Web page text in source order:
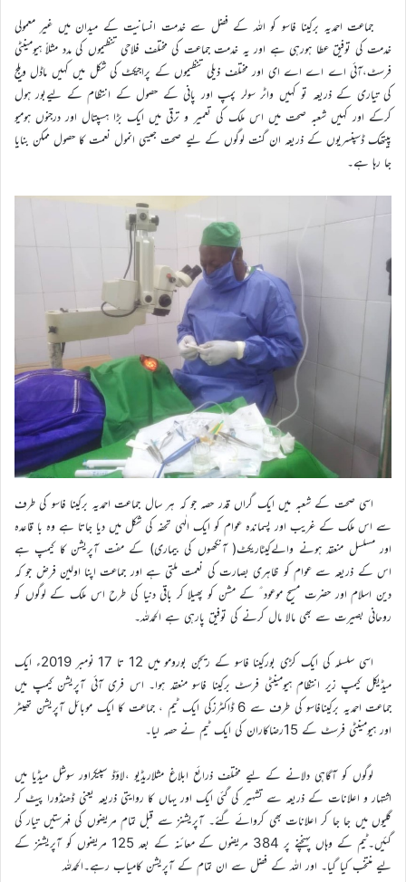
جماعت احمدیہ برکینا فاسو کو اللہ کے فضل سے خدمت انسانیت کے میدان میں غیر معمولی
خدمت کی توفیق عطا ہورہی ہے اور یہ خدمت جماعت کی مختلف فلاحی تنظیموں کی مدد مثلاً ہیومینٹی
فرسٹ،آئی اے اے اے ای اور مختلف ذیلی تنظیموں کے پراجیکٹ کی شکل میں کہیں ماڈل ویلج
کی تیاری کے ذریعہ تو کہیں واٹر سولر پمپ اور پانی کے حصول کے انتظام کے لیےبور ہول
کرکے اور کہیں شعبہ صحت میں اس ملک کی تعمیر و ترقی میں ایک بڑا ہسپتال اور درجنوں ہومیو
پیتھک ڈسپنسریوں کے ذریعہ ان گنت لوگوں کے لیے صحت جیسی انمول نعمت کا حصول ممکن بنایا
جا رہا ہے۔
اسی صحت کے شعبہ میں ایک گراں قدر حصہ جو کہ ہر سال جماعت احمدیہ برکینا فاسو کی طرف
سے اس ملک کے غریب اور پسماندہ عوام کو ایک الٰہی تحفہ کی شکل میں دیا جاتا ہے وہ با قاعدہ
اور مسلسل منعقد ہونے والےکیٹاریکٹ( آنکھوں کی بیماری) کے مفت آپریشن کا کیمپ ہے
اس کے ذریعہ سے عوام کو ظاہری بصارت کی نعمت ملتی ہے اور جماعت اپنا اولین فرض جو کہ
دین اسلام اور حضرت مسیح موعود ؑ کے مشن کو پھیلا کر باقی دنیا کی طرح اس ملک کے لوگوں کو
روحانی بصیرت سے بھی مالا مال کرنے کی توفیق پارہی ہے الحمدللہ۔
اسی سلسلہ کی ایک کڑی بورکینا فاسو کے ریجن بورومو میں 12 تا 17 نومبر 2019ء ایک
میڈیکل کیمپ زیر انتظام ہیومینٹی فرسٹ برکینا فاسو منعقد ہوا۔ اس فری آئی آپریشن کیمپ میں
جماعت احمدیہ برکینافاسو کی طرف سے 6 ڈاکٹرزکی ایک ٹیم ، جماعت کا ایک موبائل آپریشن تھیٹر
اور ہیومینٹی فرسٹ کے 15رضاکاران کی ایک ٹیم نے حصہ لیا۔
لوگوں کو آگاہی دلانے کے لیے مختلف ذرائع ابلاغ مثلاریڈیو ،لاؤڈ سپیکراور سوشل میڈیا میں
اشتہار و اعلانات کے ذریعہ سے تشہیر کی گئی ایک اور یہاں کا روایتی ذریعہ یعنی ڈھنڈورا پیٹ کر
گلیوں میں جا جا کر اعلانات بھی کروائے گئے۔ آپریشنز سے قبل تمام مریضوں کی فہرستیں تیار کی
گئیں۔ٹیم کے وہاں پہنچنے پر 384 مریضوں کے معائنہ کے بعد 125 مریضوں کو آپریشنز کے
لیے منتخب کیا گیا۔ اور اللہ کے فضل سے ان تمام کے آپریشن کامیاب رہے۔الحمدللہ